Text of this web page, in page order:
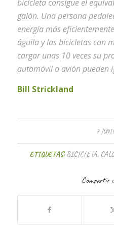
bicicleta consigue el
galón. Una persona
energía más
águila y las bicicletas con
cargar unas 10 veces su
automóvil o avión pueden
Bill Strickland
7
ETIQUETAS: BICICLETA,
Compartir